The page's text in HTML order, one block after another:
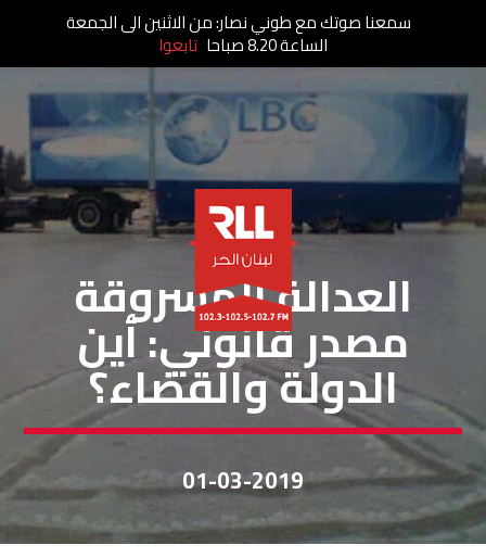
خاص لبنان الحر
العدالة المسروقة
مصدر قانوني: أين
الدولة والقضاء؟
01-03-2019
سمعنا صوتك مع طوني نصار: من الاثنين الى الجمعة
الساعة 8.20 صباحا تابعوا